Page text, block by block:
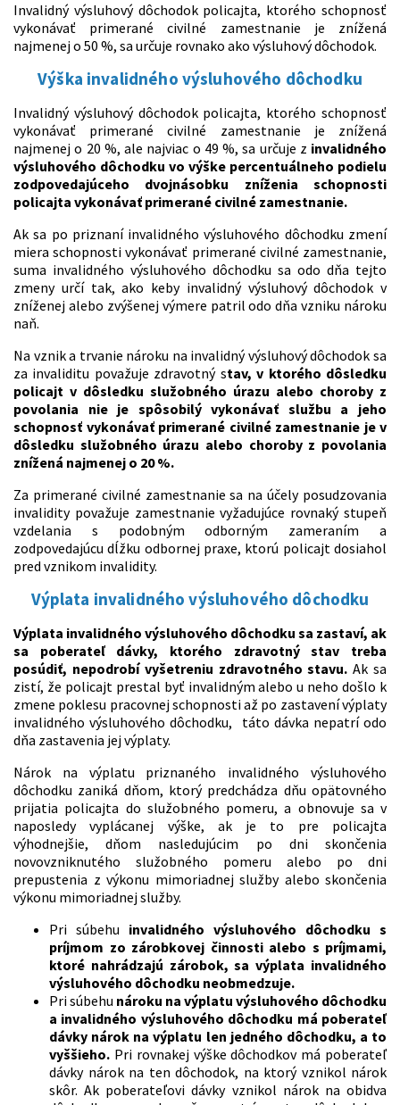
Invalidný výsluhový dôchodok policajta, ktorého schopnosť
vykonávať primerané civilné zamestnanie je znížená
najmenej o 50 %, sa určuje rovnako ako výsluhový dôchodok.
Výška invalidného výsluhového dôchodku
Invalidný výsluhový dôchodok policajta, ktorého schopnosť
vykonávať primerané civilné zamestnanie je znížená
najmenej o 20 %, ale najviac o 49 %, sa určuje z invalidného
výsluhového dôchodku vo výške percentuálneho podielu
zodpovedajúceho dvojnásobku zníženia schopnosti
policajta vykonávať primerané civilné zamestnanie.
Ak sa po priznaní invalidného výsluhového dôchodku zmení
miera schopnosti vykonávať primerané civilné zamestnanie,
suma invalidného výsluhového dôchodku sa odo dňa tejto
zmeny určí tak, ako keby invalidný výsluhový dôchodok v
zníženej alebo zvýšenej výmere patril odo dňa vzniku nároku
naň.
Na vznik a trvanie nároku na invalidný výsluhový dôchodok sa
za invaliditu považuje zdravotný stav, v ktorého dôsledku
policajt v dôsledku služobného úrazu alebo choroby z
povolania nie je spôsobilý vykonávať službu a jeho
schopnosť vykonávať primerané civilné zamestnanie je v
dôsledku služobného úrazu alebo choroby z povolania
znížená najmenej o 20 %.
Za primerané civilné zamestnanie sa na účely posudzovania
invalidity považuje zamestnanie vyžadujúce rovnaký stupeň
vzdelania s podobným odborným zameraním a
zodpovedajúcu dĺžku odbornej praxe, ktorú policajt dosiahol
pred vznikom invalidity.
Výplata invalidného výsluhového dôchodku
Výplata invalidného výsluhového dôchodku sa zastaví, ak
sa poberateľ dávky, ktorého zdravotný stav treba
posúdiť, nepodrobí vyšetreniu zdravotného stavu. Ak sa
zistí, že policajt prestal byť invalidným alebo u neho došlo k
zmene poklesu pracovnej schopnosti až po zastavení výplaty
invalidného výsluhového dôchodku, táto dávka nepatrí odo
dňa zastavenia jej výplaty.
Nárok na výplatu priznaného invalidného výsluhového
dôchodku zaniká dňom, ktorý predchádza dňu opätovného
prijatia policajta do služobného pomeru, a obnovuje sa v
naposledy vyplácanej výške, ak je to pre policajta
výhodnejšie, dňom nasledujúcim po dni skončenia
novovzniknutého služobného pomeru alebo po dni
prepustenia z výkonu mimoriadnej služby alebo skončenia
výkonu mimoriadnej služby.
Pri súbehu invalidného výsluhového dôchodku s
príjmom zo zárobkovej činnosti alebo s príjmami,
ktoré nahrádzajú zárobok, sa výplata invalidného
výsluhového dôchodku neobmedzuje.
Pri súbehu nároku na výplatu výsluhového dôchodku
a invalidného výsluhového dôchodku má poberateľ
dávky nárok na výplatu len jedného dôchodku, a to
vyššieho. Pri rovnakej výške dôchodkov má poberateľ
dávky nárok na ten dôchodok, na ktorý vznikol nárok
skôr. Ak poberateľovi dávky vznikol nárok na obidva